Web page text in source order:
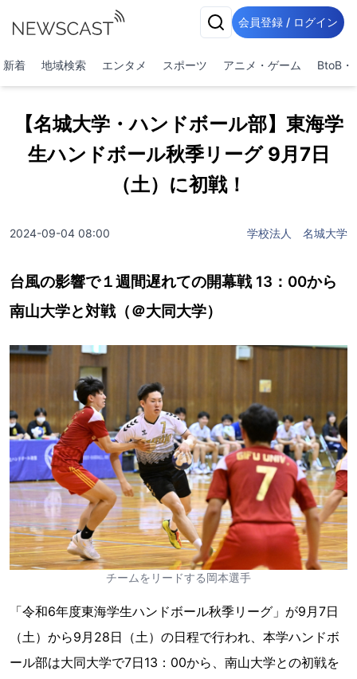
会員登録 / ログイン
新着 地域検索 エンタメ スポーツ アニメ・ゲーム BtoB・
【名城大学・ハンドボール部】東海学
生ハンドボール秋季リーグ 9月7日
（土）に初戦！
2024-09-04 08:00 学校法人 名城大学
台風の影響で１週間遅れての開幕戦 13：00から
南山大学と対戦（＠大同大学）
チームをリードする岡本選手
「令和6年度東海学生ハンドボール秋季リーグ」が9月7日
（土）から9月28日（土）の日程で行われ、本学ハンドボ
ール部は大同大学で7日13：00から、南山大学との初戦を